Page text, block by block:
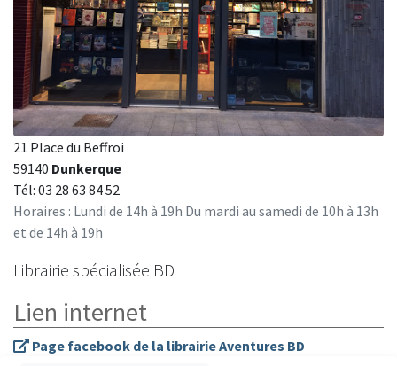
21 Place du Beffroi
59140 Dunkerque
Tél: 03 28 63 84 52
Horaires : Lundi de 14h à 19h Du mardi au samedi de 10h à 13h
et de 14h à 19h
Librairie spécialisée BD
Lien internet
Page facebook de la librairie Aventures BD